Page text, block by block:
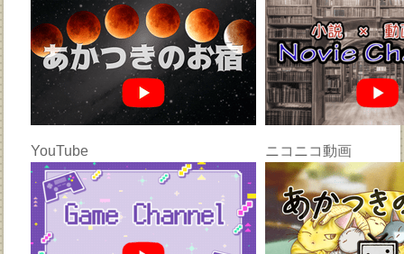
YouTube ニコニコ動画